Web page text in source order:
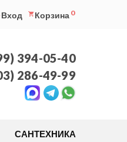
Вход Корзина 0
394-05-40
286-49-99
САНТЕХНИКА